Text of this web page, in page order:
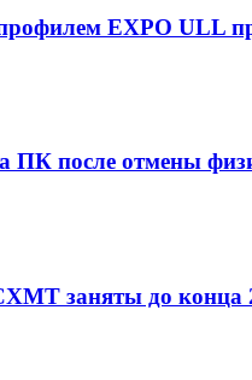
EXPO ULL
ПК после отмены
заняты до конца